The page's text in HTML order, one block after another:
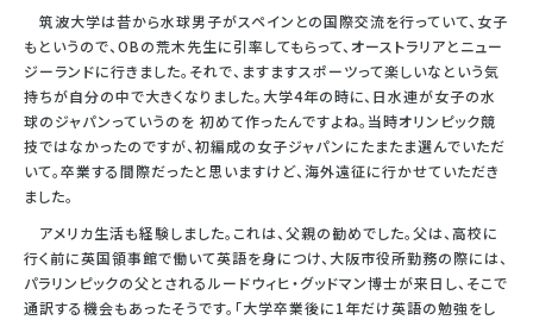
筑波大学は昔から水球男子がスペインとの国際交流を行っていて、女子
もというので、OBの荒木先生に引率してもらって、オーストラリアとニュー
ジーランドに行きました。それで、ますますスポーツって楽しいなという気
持ちが自分の中で大きくなりました。大学4年の時に、日水連が女子の水
球のジャパンっていうのを 初めて作ったんですよね。当時オリンピック競
技ではなかったのですが、初編成の女子ジャパンにたまたま選んでいただ
いて。卒業する間際だったと思いますけど、海外遠征に行かせていただき
ました。
アメリカ生活も経験しました。これは、父親の勧めでした。父は、高校に
行く前に英国領事館で働いて英語を身につけ、大阪市役所勤務の際には、
パラリンピックの父とされるルードウィヒ・グッドマン博士が来日し、そこで
通訳する機会もあったそうです。「大学卒業後に1年だけ英語の勉強をし